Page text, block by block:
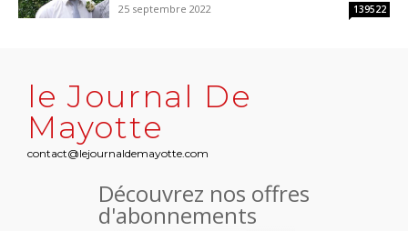
25 septembre 2022 139522
le Journal De
Mayotte
contact@lejournaldemayotte.com
Découvrez nos offres
d'abonnements